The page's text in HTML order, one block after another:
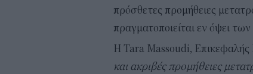
πρόσθετες προμήθειες
πραγματοποιείται εν όψει
Η Tara Massoudi,
και ακριβές προμήθειες